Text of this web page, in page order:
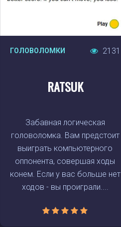
ГОЛОВОЛОМКИ 2131
RATSUK
Забавная логическая
головоломка. Вам предстоит
выиграть компьютерного
оппонента, совершая ходы
конем. Если у вас больше нет
ходов - вы проиграли....